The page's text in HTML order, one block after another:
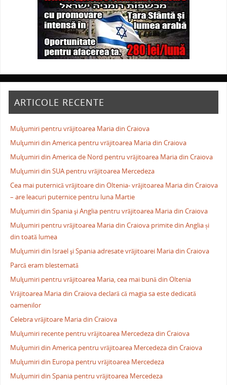
ARTICOLE RECENTE
Mulţumiri pentru vrăjitoarea Maria din Craiova
Mulţumiri din America pentru vrăjitoarea Maria din Craiova
Mulţumiri din America de Nord pentru vrăjitoarea Maria din Craiova
Mulţumiri din SUA pentru vrăjitoarea Mercedeza
Cea mai puternică vrăjitoare din Oltenia- vrăjitoarea Maria din Craiova
– are leacuri puternice pentru luna Martie
Mulţumiri din Spania şi Anglia pentru vrăjitoarea Maria din Craiova
Mulţumiri pentru vrăjitoarea Maria din Craiova primite din Anglia și
din toată lumea
Mulţumiri din Israel şi Spania adresate vrăjitoarei Maria din Craiova
Parcă eram blestemată
Mulţumiri pentru vrăjitoarea Maria, cea mai bună din Oltenia
Vrăjitoarea Maria din Craiova declară că magia sa este dedicată
oamenilor
Celebra vrăjitoare Maria din Craiova
Mulţumiri recente pentru vrăjitoarea Mercedeza din Craiova
Mulţumiri din America pentru vrăjitoarea Mercedeza din Craiova
Mulţumiri din Europa pentru vrăjitoarea Mercedeza
Mulţumiri din Spania pentru vrăjitoarea Mercedeza